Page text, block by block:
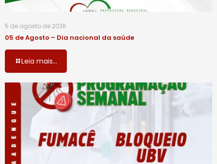
5 de agosto de 2026
05 de Agosto – Dia nacional da saúde
Leia mais...